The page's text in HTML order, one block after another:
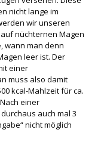
nicht lange im
wir unseren
nüchternen Magen
wann man denn
leer ist. Der
einer
muss also damit
kcal-Mahlzeit für ca.
einer
auch mal 3
nicht möglich